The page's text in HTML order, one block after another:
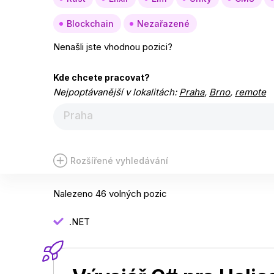
Blockchain Nezařazené
Nenašli jste vhodnou pozici?
Kde chcete pracovat?
Nejpoptávanější v lokalitách: Praha, Brno, remote
Praha
Rozšířené vyhledávání
Nalezeno 46 volných pozic
.NET